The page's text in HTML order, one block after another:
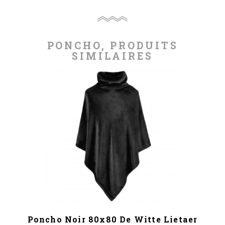
PONCHO, PRODUITS
SIMILAIRES
Poncho Noir 80x80 De Witte Lietaer